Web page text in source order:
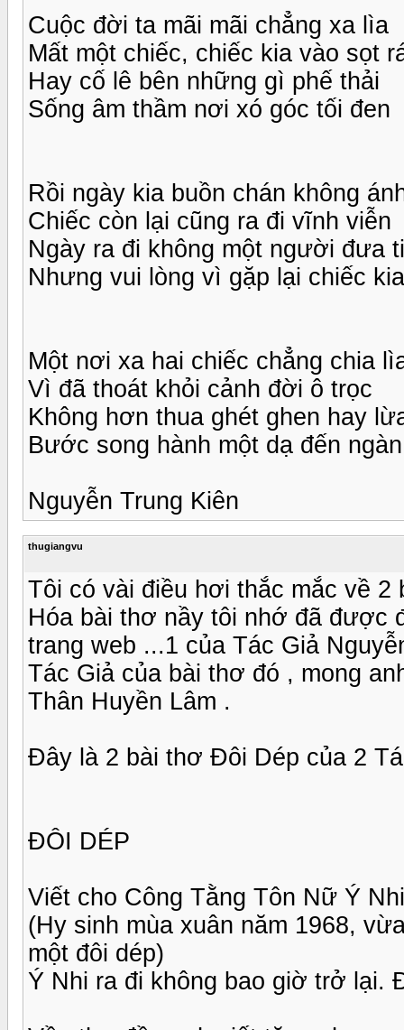
Cuộc đời ta mãi mãi chẳng xa lìa
Mất một chiếc, chiếc kia vào sọt
Hay cố lê bên những gì phế thải
Sống âm thầm nơi xó góc tối đen
Rồi ngày kia buồn chán không
Chiếc còn lại cũng ra đi vĩnh viễn
Ngày ra đi không một người đưa
Nhưng vui lòng vì gặp lại chiếc kia
Một nơi xa hai chiếc chẳng chia
Vì đã thoát khỏi cảnh đời ô trọc
Không hơn thua ghét ghen hay
Bước song hành một dạ đến
Nguyễn Trung Kiên
thugiangvu
Tôi có vài điều hơi thắc mắc về
Hóa bài thơ nầy tôi nhớ đã được
trang web ...1 của Tác Giả
Tác Giả của bài thơ đó , mong
Thân Huyền Lâm .
Đây là 2 bài thơ Đôi Dép của 2
ĐÔI DÉP
Viết cho Công Tằng Tôn Nữ Ý Nhi
(Hy sinh mùa xuân năm 1968,
một đôi dép)
Ý Nhi ra đi không bao giờ trở lại.